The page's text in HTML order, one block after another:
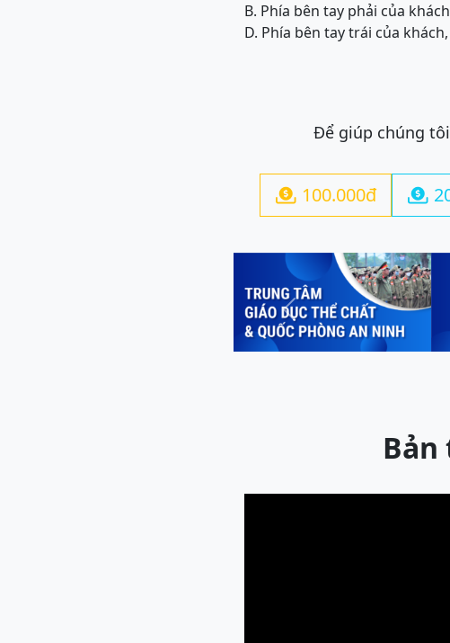
B. Phía bên tay phải của
D. Phía bên tay trái của
Để giúp chúng
 100.000đ 
Previous
Bản